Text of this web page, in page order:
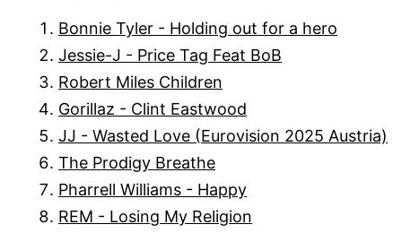
Bonnie Tyler - Holding out for a hero
Jessie-J - Price Tag Feat BoB
Robert Miles Children
Gorillaz - Clint Eastwood
JJ - Wasted Love (Eurovision 2025 Austria)
The Prodigy Breathe
Pharrell Williams - Happy
REM - Losing My Religion